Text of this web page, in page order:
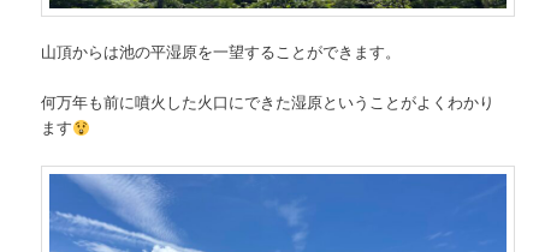
山頂からは池の平湿原を一望することができます。
何万年も前に噴火した火口にできた湿原ということがよくわかり
ます